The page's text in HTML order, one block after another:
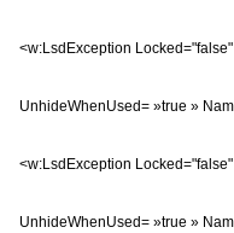
<w:LsdException
UnhideWhenUsed= »true »
<w:LsdException
UnhideWhenUsed= »true »